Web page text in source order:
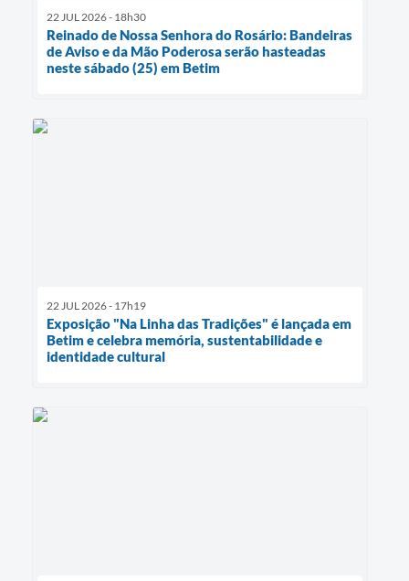
22 JUL 2026 - 18h30
Reinado de Nossa Senhora do Rosário: Bandeiras
de Aviso e da Mão Poderosa serão hasteadas
neste sábado (25) em Betim
22 JUL 2026 - 17h19
Exposição "Na Linha das Tradições" é lançada em
Betim e celebra memória, sustentabilidade e
identidade cultural